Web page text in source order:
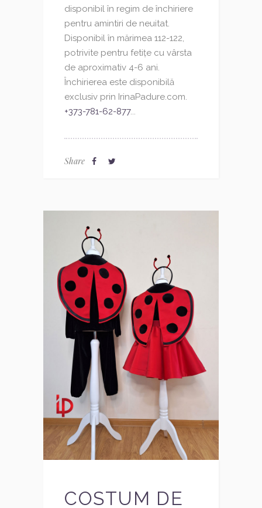
disponibil în regim de închiriere
pentru amintiri de neuitat.
Disponibil în mărimea 112-122,
potrivite pentru fetițe cu vârsta
de aproximativ 4-6 ani.
Închirierea este disponibilă
exclusiv prin IrinaPadure.com.
+373-781-62-877...
Share
COSTUM DE